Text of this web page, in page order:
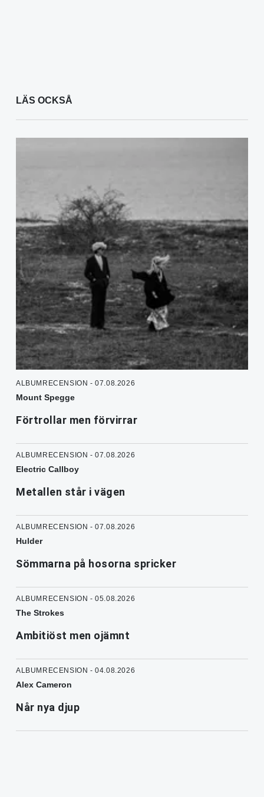
LÄS OCKSÅ
ALBUMRECENSION - 07.08.2026
Mount Spegge
Förtrollar men förvirrar
ALBUMRECENSION - 07.08.2026
Electric Callboy
Metallen står i vägen
ALBUMRECENSION - 07.08.2026
Hulder
Sömmarna på hosorna spricker
ALBUMRECENSION - 05.08.2026
The Strokes
Ambitiöst men ojämnt
ALBUMRECENSION - 04.08.2026
Alex Cameron
Når nya djup